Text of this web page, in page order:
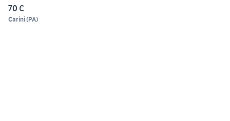
70 €
Carini(PA)